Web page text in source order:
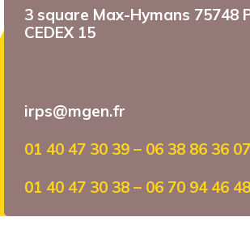
3 square Max-Hymans 75748
CEDEX 15
irps@mgen.fr
01 40 47 30 39 – 06 38 86 36 07
01 40 47 30 38 – 06 70 94 46 48